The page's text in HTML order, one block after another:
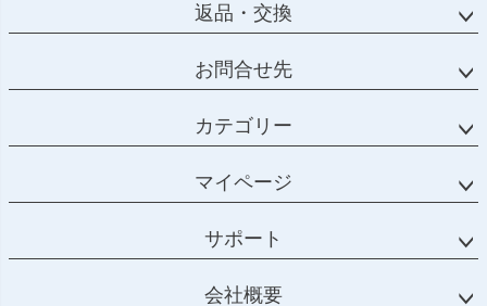
返品・交換
お問合せ先
カテゴリー
マイページ
サポート
会社概要